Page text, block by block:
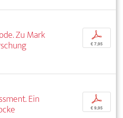
Zu Mark
p
€ 7,95
Ein
p
€ 9,95